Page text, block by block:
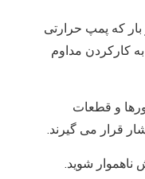
که پمپ حرارتی
کارکردن مداوم
و قطعات
قرار می گیرند.
شوید.